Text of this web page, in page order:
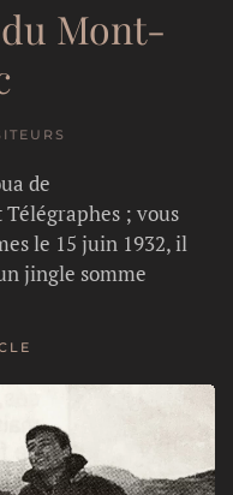
du Mont-
de
Télégraphes ; vous
le 15 juin 1932, il
jingle somme